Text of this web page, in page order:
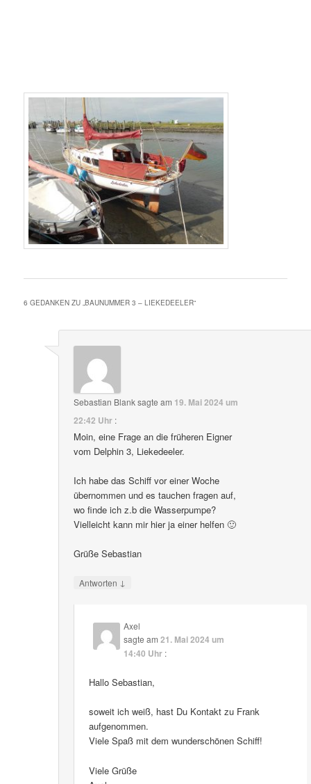
6 GEDANKEN ZU „BAUNUMMER 3 – LIEKEDEELER“
Sebastian Blanksagte am 19. Mai 2024 um
22:42 Uhr :
Moin, eine Frage an die früheren Eigner
vom Delphin 3, Liekedeeler.
Ich habe das Schiff vor einer Woche
übernommen und es tauchen fragen auf,
wo finde ich z.b die Wasserpumpe?
Vielleicht kann mir hier ja einer helfen 🙂
Grüße Sebastian
Antworten ↓
Axel
sagte am21. Mai 2024 um
14:40 Uhr :
Hallo Sebastian,
soweit ich weiß, hast Du Kontakt zu Frank
aufgenommen.
Viele Spaß mit dem wunderschönen Schiff!
Viele Grüße